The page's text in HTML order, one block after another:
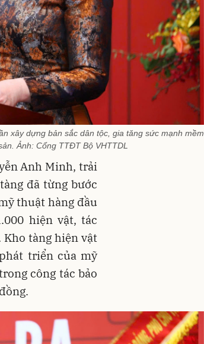
xây dựng bản sắc dân tộc, gia tăng sức mạnh mềm
Ảnh: Cổng TTĐT Bộ VHTTDL
Anh Minh, trải
đã từng bước
thuật hàng đầu
hiện vật, tác
Kho tàng hiện vật
triển của mỹ
công tác bảo